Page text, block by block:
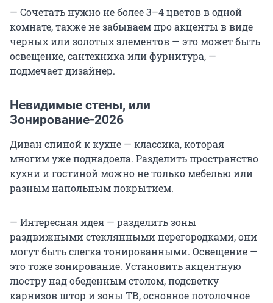
— Сочетать нужно не более 3–4 цветов в одной
комнате, также не забываем про акценты в виде
черных или золотых элементов — это может быть
освещение, сантехника или фурнитура, —
подмечает дизайнер.
Невидимые стены, или
Зонирование-2026
Диван спиной к кухне — классика, которая
многим уже поднадоела. Разделить пространство
кухни и гостиной можно не только мебелью или
разным напольным покрытием.
— Интересная идея — разделить зоны
раздвижными стеклянными перегородками, они
могут быть слегка тонированными. Освещение —
это тоже зонирование. Установить акцентную
люстру над обеденным столом, подсветку
карнизов штор и зоны ТВ, основное потолочное